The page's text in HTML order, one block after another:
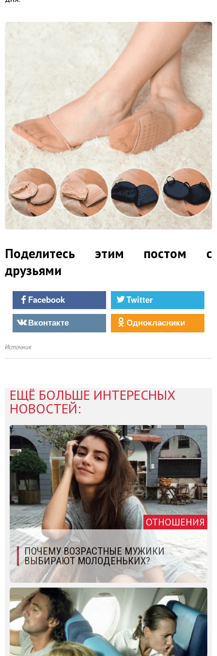
Поделитесь этим постом с
друзьями
Facebook
Twitter
Вконтакте
Однокласники
Источник
ЕЩЁ БОЛЬШЕ ИНТЕРЕСНЫХ
НОВОСТЕЙ:
ОТНОШЕНИЯ
ПОЧЕМУ ВОЗРАСТНЫЕ МУЖИКИ
ВЫБИРАЮТ МОЛОДЕНЬКИХ?